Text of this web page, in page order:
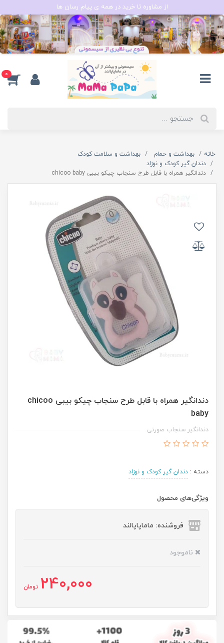
از مشاوره تا خرید در همه ی پیام رسان ها
0
خانه بهداشت و حمام
بهداشت و سلامت کودک
دندان گیر کودک و نوزاد
دندانگیر همراه با قابل طرح سنجاب چیکو بیبی chicoo baby
دندانگیر همراه با قابل طرح سنجاب چیکو بیبی chicoo
baby
دندانگیر سنجاب صورتی
دسته : دندان گیر کودک و نوزاد
ویژگی‌های محصول
فروشنده: ماماپاپالند
ناموجود
240,000 تومان